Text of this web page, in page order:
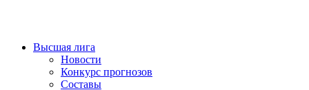
Высшая лига
Новости
Конкурс прогнозов
Составы